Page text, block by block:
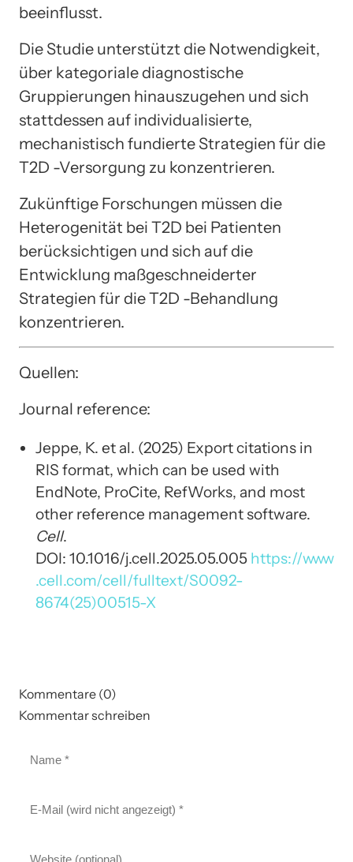
beeinflusst.
Die Studie unterstützt die Notwendigkeit,
über kategoriale diagnostische
Gruppierungen hinauszugehen und sich
stattdessen auf individualisierte,
mechanistisch fundierte Strategien für die
T2D -Versorgung zu konzentrieren.
Zukünftige Forschungen müssen die
Heterogenität bei T2D bei Patienten
berücksichtigen und sich auf die
Entwicklung maßgeschneiderter
Strategien für die T2D -Behandlung
konzentrieren.
Quellen:
Journal reference:
Jeppe, K. et al. (2025) Export citations in
RIS format, which can be used with
EndNote, ProCite, RefWorks, and most
other reference management software.
Cell.
DOI: 10.1016/j.cell.2025.05.005 https://www
.cell.com/cell/fulltext/S0092-
8674(25)00515-X
Kommentare (0)
Kommentar schreiben